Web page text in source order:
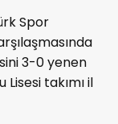
Spor
3-0 yenen
takımı il